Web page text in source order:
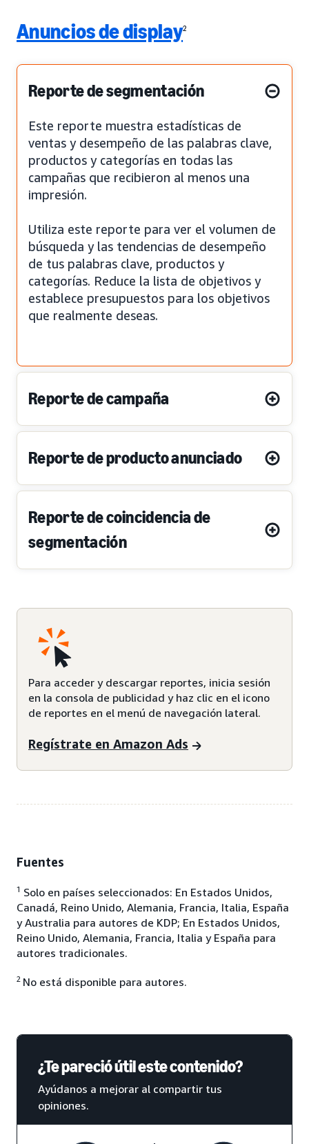
Anuncios de display2
Reporte de segmentación
Este reporte muestra estadísticas de
ventas y desempeño de las palabras clave,
productos y categorías en todas las
campañas que recibieron al menos una
impresión.
Utiliza este reporte para ver el volumen de
búsqueda y las tendencias de desempeño
de tus palabras clave, productos y
categorías. Reduce la lista de objetivos y
establece presupuestos para los objetivos
que realmente deseas.
Reporte de campaña
Reporte de producto anunciado
Reporte de coincidencia de
segmentación
Para acceder y descargar reportes, inicia sesión
en la consola de publicidad y haz clic en el icono
de reportes en el menú de navegación lateral.
Regístrate en Amazon Ads
Fuentes
1 Solo en países seleccionados: En Estados Unidos,
Canadá, Reino Unido, Alemania, Francia, Italia, España
y Australia para autores de KDP; En Estados Unidos,
Reino Unido, Alemania, Francia, Italia y España para
autores tradicionales.
2 No está disponible para autores.
¿Te pareció útil este contenido?
Ayúdanos a mejorar al compartir tus
opiniones.